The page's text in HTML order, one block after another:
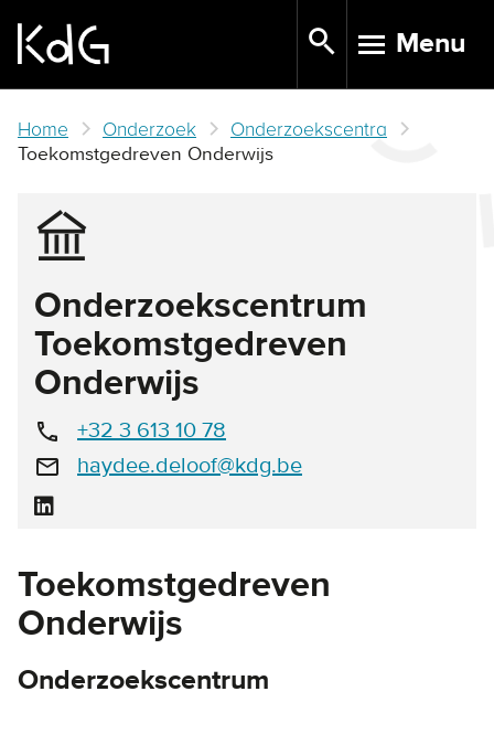
main
TOGGLE
Menu
Home Onderzoek
Onderzoekscentra
Toekomstgedreven Onderwijs
Onderzoekscentrum
Toekomstgedreven
Onderwijs
call
+32 3 613 10 78
email
haydee.deloof@kdg.be
Toekomstgedreven
Onderwijs
Onderzoekscentrum